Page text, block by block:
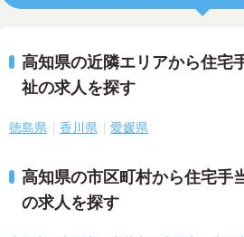
高知県の近隣エリアから住宅
祉の求人を探す
徳島県 香川県 愛媛県
高知県の市区町村から住宅手
の求人を探す